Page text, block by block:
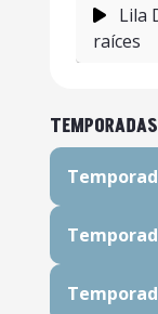
Lila
raíces
TEMPORADAS